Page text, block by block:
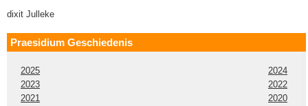
dixit Julleke
Praesidium Geschiedenis
2025
2024
2023
2022
2021
2020